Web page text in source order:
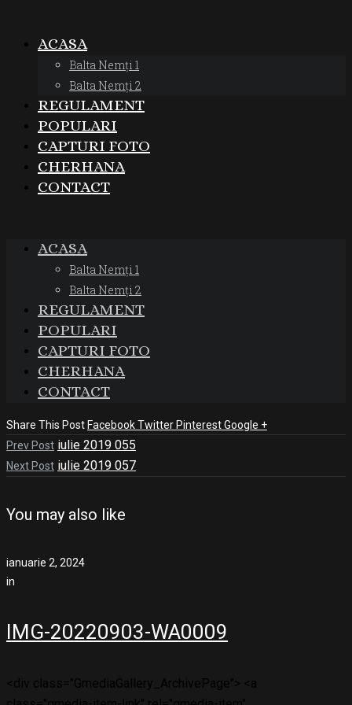
ACASA
Balta Nemți 1
Balta Nemți 2
REGULAMENT
POPULARI
CAPTURI FOTO
CHERHANA
CONTACT
ACASA
Balta Nemți 1
Balta Nemți 2
REGULAMENT
POPULARI
CAPTURI FOTO
CHERHANA
CONTACT
Share This Post FacebookTwitter PinterestGoogle +
Prev Post iulie 2019 055
Next Post iulie 2019 057
You may also like
ianuarie 2, 2024
in
IMG-20220903-WA0009